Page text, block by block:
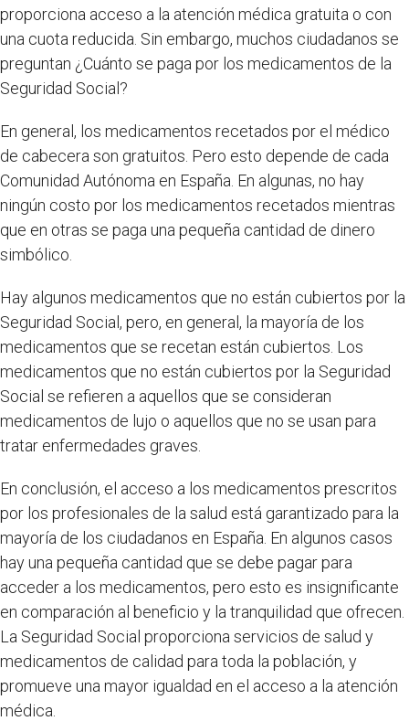
proporciona acceso a la atención médica gratuita o con
una cuota reducida. Sin embargo, muchos ciudadanos se
preguntan ¿Cuánto se paga por los medicamentos de la
Seguridad Social?
En general, los medicamentos recetados por el médico
de cabecera son gratuitos. Pero esto depende de cada
Comunidad Autónoma en España. En algunas, no hay
ningún costo por los medicamentos recetados mientras
que en otras se paga una pequeña cantidad de dinero
simbólico.
Hay algunos medicamentos que no están cubiertos por la
Seguridad Social, pero, en general, la mayoría de los
medicamentos que se recetan están cubiertos. Los
medicamentos que no están cubiertos por la Seguridad
Social se refieren a aquellos que se consideran
medicamentos de lujo o aquellos que no se usan para
tratar enfermedades graves.
En conclusión, el acceso a los medicamentos prescritos
por los profesionales de la salud está garantizado para la
mayoría de los ciudadanos en España. En algunos casos
hay una pequeña cantidad que se debe pagar para
acceder a los medicamentos, pero esto es insignificante
en comparación al beneficio y la tranquilidad que ofrecen.
La Seguridad Social proporciona servicios de salud y
medicamentos de calidad para toda la población, y
promueve una mayor igualdad en el acceso a la atención
médica.